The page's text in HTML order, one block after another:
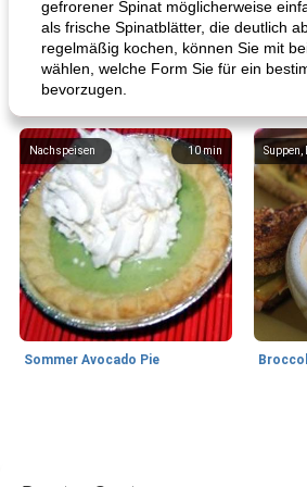
gefrorener Spinat möglicherweise
als frische Spinatblätter, die deutlich
regelmäßig kochen, können Sie mit
wählen, welche Form Sie für ein
bevorzugen.
10min
Nachspeisen
Sommer Avocado Pie
Suppen,